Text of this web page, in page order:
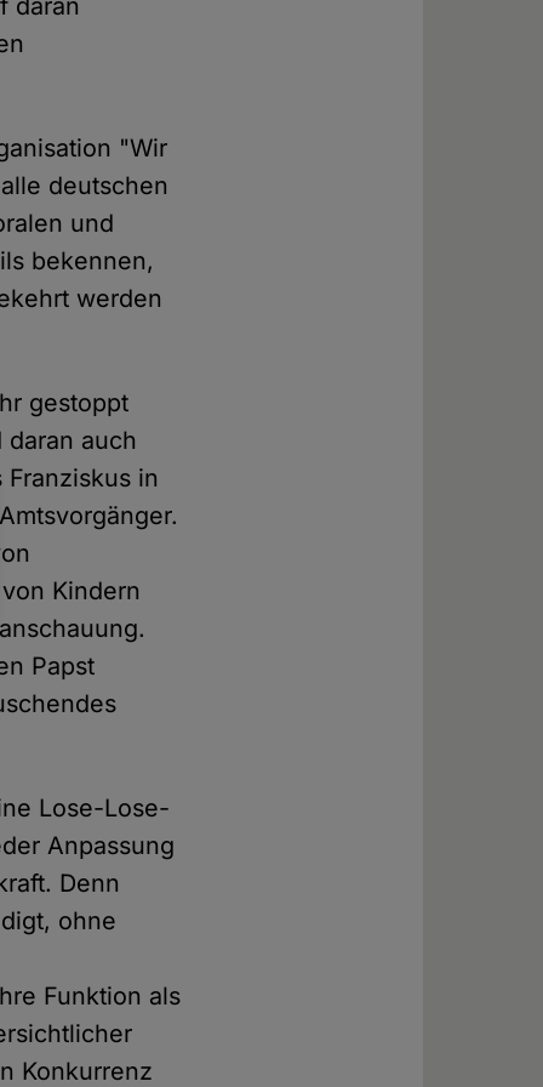
daran
"Wir
deutschen
und
bekennen,
werden
gestoppt
auch
in
Kindern
Papst
Lose-Lose-
Anpassung
Denn
ohne
Funktion als
Konkurrenz